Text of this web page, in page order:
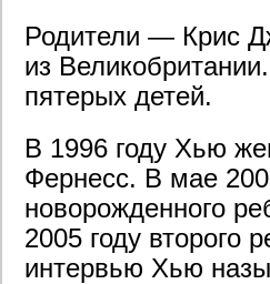
Родители — Крис
из
пятерых детей.
В 1996 году Хью
Фернесс. В мае
новорожденного
2005 году второго
интервью Хью